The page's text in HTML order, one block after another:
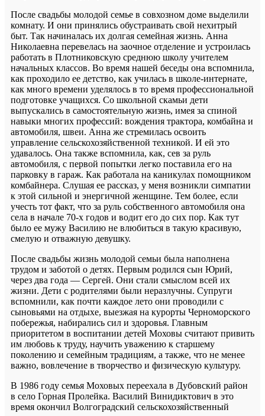
После свадьбы молодой семье в совхозном доме выделили
комнату. И они принялись обустраивать свой нехитрый
быт. Так начиналась их долгая семейная жизнь. Анна
Николаевна перевелась на заочное отделение и устроилась
работать в Плотниковскую среднюю школу учителем
начальных классов. Во время нашей беседы она вспомнила,
как проходило ее детство, как училась в школе-интернате,
как много времени уделялось в то время профессиональной
подготовке учащихся. Со школьной скамьи дети
выпускались в самостоятельную жизнь, имея за спиной
навыки многих профессий: вождения трактора, комбайна и
автомобиля, швеи. Анна же стремилась освоить
управление сельскохозяйственной техникой. И ей это
удавалось. Она также вспомнила, как, сев за руль
автомобиля, с первой попытки легко поставила его на
парковку в гараж. Как работала на каникулах помощником
комбайнера. Слушая ее рассказ, у меня возникли симпатии
к этой сильной и энергичной женщине. Тем более, если
учесть тот факт, что за руль собственного автомобиля она
села в начале 70-х годов и водит его до сих пор. Как тут
было ее мужу Василию не влюбиться в такую красивую,
смелую и отважную девушку.
После свадьбы жизнь молодой семьи была наполнена
трудом и заботой о детях. Первым родился сын Юрий,
через два года — Сергей. Они стали смыслом всей их
жизни. Дети с родителями были неразлучны. Супруги
вспомнили, как почти каждое лето они проводили с
сыновьями на отдыхе, выезжая на курорты Черноморского
побережья, набирались сил и здоровья. Главным
приоритетом в воспитании детей Моховы считают привить
им любовь к труду, научить уважению к старшему
поколению и семейным традициям, а также, что не менее
важно, вовлечение в творчество и физическую культуру.
В 1986 году семья Моховых переехала в Дубовский район
в село Горная Пролейка. Василий Винидиктович в это
время окончил Волгоградский сельскохозяйственный